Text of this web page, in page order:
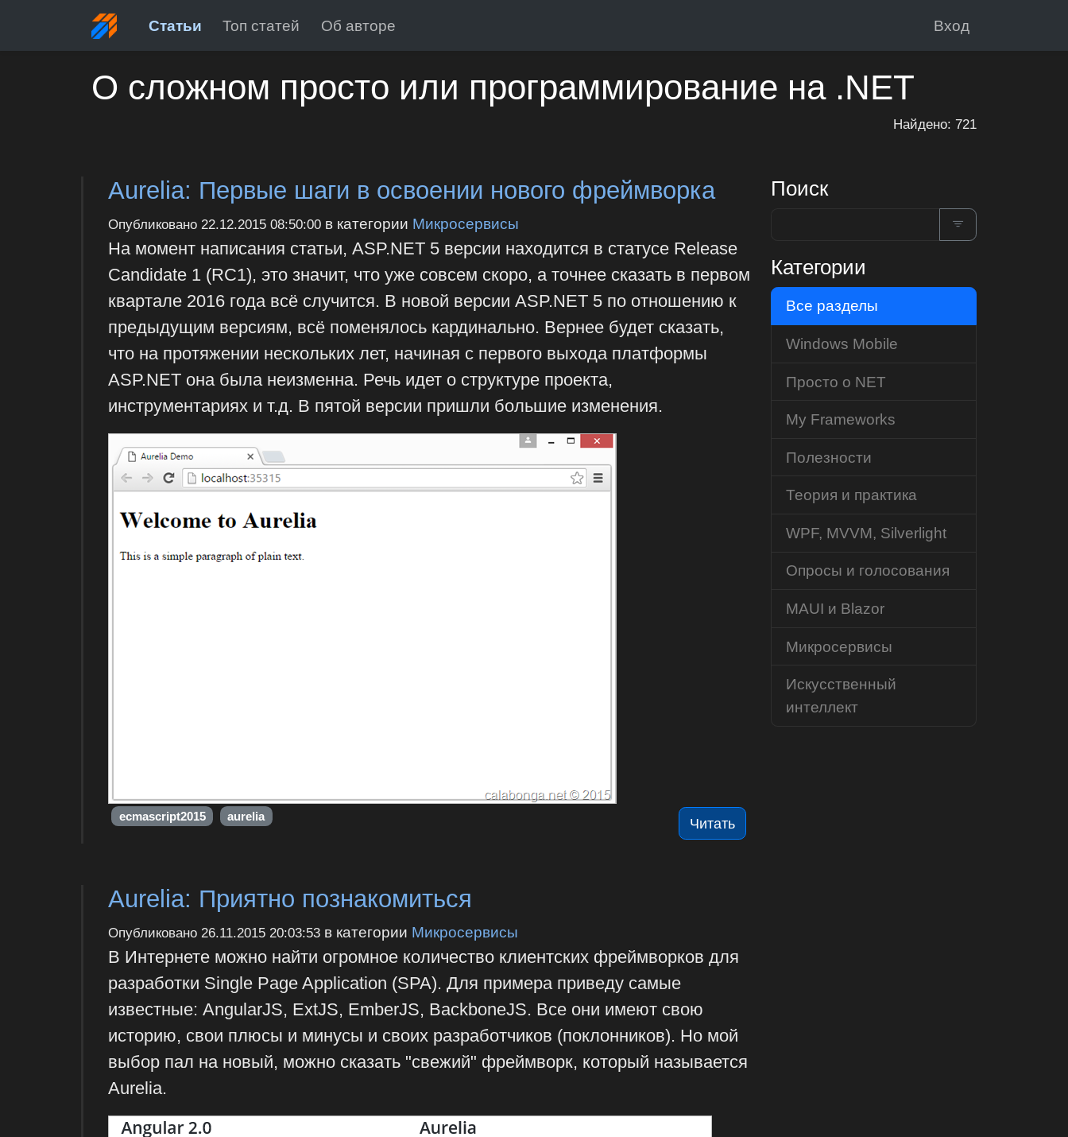
Статьи Топ статей Об авторе Вход
О сложном просто или программирование на .NET
Найдено: 721
Aurelia: Первые шаги в освоении нового фреймворка
Опубликовано 22.12.2015 08:50:00в категории Микросервисы
На момент написания статьи, ASP.NET 5 версии находится в статусе Release
Candidate 1 (RC1), это значит, что уже совсем скоро, а точнее сказать в первом
квартале 2016 года всё случится. В новой версии ASP.NET 5 по отношению к
предыдущим версиям, всё поменялось кардинально. Вернее будет сказать,
что на протяжении нескольких лет, начиная с первого выхода платформы
ASP.NET она была неизменна. Речь идет о структуре проекта,
инструментариях и т.д. В пятой версии пришли большие изменения.
Читать
ecmascript2015 aurelia
Aurelia: Приятно познакомиться
Опубликовано 26.11.2015 20:03:53в категории Микросервисы
В Интернете можно найти огромное количество клиентских фреймворков для
разработки Single Page Application (SPA). Для примера приведу самые
известные: AngularJS, ExtJS, EmberJS, BackboneJS. Все они имеют свою
историю, свои плюсы и минусы и своих разработчиков (поклонников). Но мой
выбор пал на новый, можно сказать "свежий" фреймворк, который называется
Aurelia.
Поиск
Категории
Все разделы
Windows Mobile
Просто о NET
My Frameworks
Полезности
Теория и практика
WPF, MVVM, Silverlight
Опросы и голосования
MAUI и Blazor
Микросервисы
Искусственный
интеллект